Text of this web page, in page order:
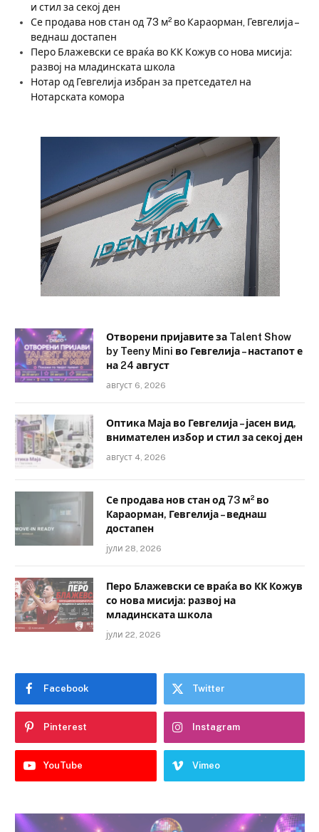
и стил за секој ден
Се продава нов стан од 73 м² во Караорман, Гевгелија –
веднаш достапен
Перо Блажевски се враќа во КК Кожув со нова мисија:
развој на младинската школа
Нотар од Гевгелија избран за претседател на
Нотарската комора
Отворени пријавите за Talent Show
by Teeny Mini во Гевгелија – настапот е
на 24 август
август 6, 2026
Оптика Маја во Гевгелија – јасен вид,
внимателен избор и стил за секој ден
август 4, 2026
Се продава нов стан од 73 м² во
Караорман, Гевгелија – веднаш
достапен
јули 28, 2026
Перо Блажевски се враќа во КК Кожув
со нова мисија: развој на
младинската школа
јули 22, 2026
Facebook Twitter
Pinterest Instagram
YouTube Vimeo